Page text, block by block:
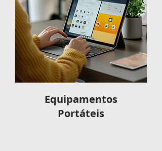
Equipamentos
Portáteis